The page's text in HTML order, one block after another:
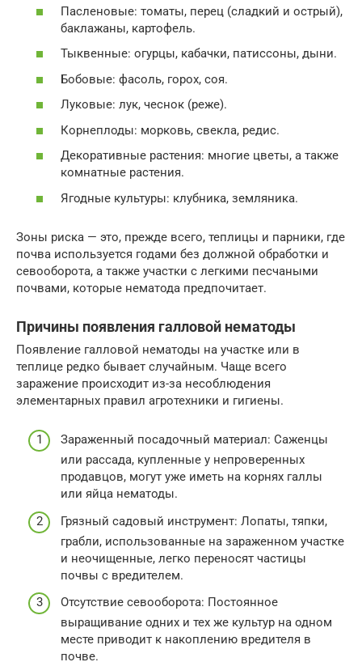
Пасленовые: томаты, перец (сладкий и острый),
баклажаны, картофель.
Тыквенные: огурцы, кабачки, патиссоны, дыни.
Бобовые: фасоль, горох, соя.
Луковые: лук, чеснок (реже).
Корнеплоды: морковь, свекла, редис.
Декоративные растения: многие цветы, а также
комнатные растения.
Ягодные культуры: клубника, земляника.
Зоны риска — это, прежде всего, теплицы и парники, где
почва используется годами без должной обработки и
севооборота, а также участки с легкими песчаными
почвами, которые нематода предпочитает.
Причины появления галловой нематоды
Появление галловой нематоды на участке или в
теплице редко бывает случайным. Чаще всего
заражение происходит из-за несоблюдения
элементарных правил агротехники и гигиены.
Зараженный посадочный материал: Саженцы
или рассада, купленные у непроверенных
продавцов, могут уже иметь на корнях галлы
или яйца нематоды.
Грязный садовый инструмент: Лопаты, тяпки,
грабли, использованные на зараженном участке
и неочищенные, легко переносят частицы
почвы с вредителем.
Отсутствие севооборота: Постоянное
выращивание одних и тех же культур на одном
месте приводит к накоплению вредителя в
почве.